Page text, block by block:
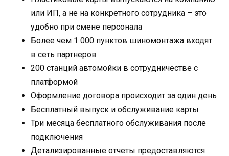
или ИП, а не на конкретного сотрудника – это
удобно при смене персонала
Более чем 1 000 пунктов шиномонтажа входят
в сеть партнеров
200 станций автомойки в сотрудничестве с
платформой
Оформление договора происходит за один день
Бесплатный выпуск и обслуживание карты
Три месяца бесплатного обслуживания после
подключения
Детализированные отчеты предоставляются